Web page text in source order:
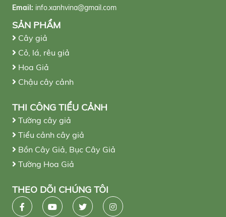
Email: info.xanhvina@gmail.com
SẢN PHẨM
Cây giả
Cỏ, lá, rêu giả
Hoa Giả
Chậu cây cảnh
THI CÔNG TIỂU CẢNH
Tường cây giả
Tiểu cảnh cây giả
Bồn Cây Giả, Bục Cây Giả
Tường Hoa Giả
THEO DÕI CHÚNG TÔI